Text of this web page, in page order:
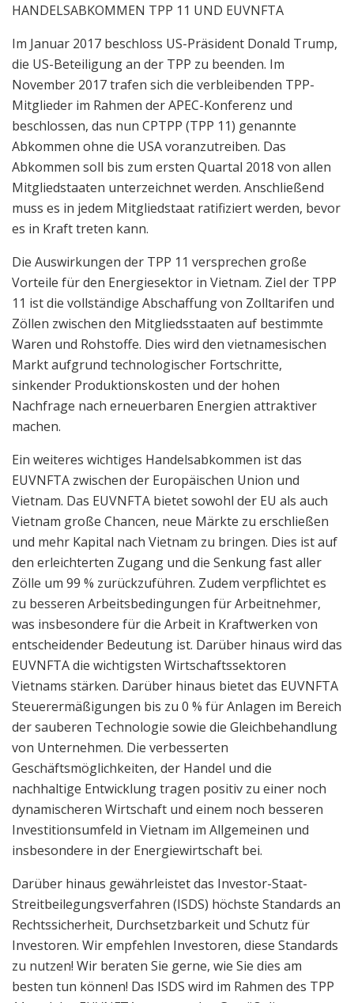
HANDELSABKOMMEN TPP 11 UND EUVNFTA
Im Januar 2017 beschloss US-Präsident Donald Trump,
die US-Beteiligung an der TPP zu beenden. Im
November 2017 trafen sich die verbleibenden TPP-
Mitglieder im Rahmen der APEC-Konferenz und
beschlossen, das nun CPTPP (TPP 11) genannte
Abkommen ohne die USA voranzutreiben. Das
Abkommen soll bis zum ersten Quartal 2018 von allen
Mitgliedstaaten unterzeichnet werden. Anschließend
muss es in jedem Mitgliedstaat ratifiziert werden, bevor
es in Kraft treten kann.
Die Auswirkungen der TPP 11 versprechen große
Vorteile für den Energiesektor in Vietnam. Ziel der TPP
11 ist die vollständige Abschaffung von Zolltarifen und
Zöllen zwischen den Mitgliedsstaaten auf bestimmte
Waren und Rohstoffe. Dies wird den vietnamesischen
Markt aufgrund technologischer Fortschritte,
sinkender Produktionskosten und der hohen
Nachfrage nach erneuerbaren Energien attraktiver
machen.
Ein weiteres wichtiges Handelsabkommen ist das
EUVNFTA zwischen der Europäischen Union und
Vietnam. Das EUVNFTA bietet sowohl der EU als auch
Vietnam große Chancen, neue Märkte zu erschließen
und mehr Kapital nach Vietnam zu bringen. Dies ist auf
den erleichterten Zugang und die Senkung fast aller
Zölle um 99 % zurückzuführen. Zudem verpflichtet es
zu besseren Arbeitsbedingungen für Arbeitnehmer,
was insbesondere für die Arbeit in Kraftwerken von
entscheidender Bedeutung ist. Darüber hinaus wird das
EUVNFTA die wichtigsten Wirtschaftssektoren
Vietnams stärken. Darüber hinaus bietet das EUVNFTA
Steuerermäßigungen bis zu 0 % für Anlagen im Bereich
der sauberen Technologie sowie die Gleichbehandlung
von Unternehmen. Die verbesserten
Geschäftsmöglichkeiten, der Handel und die
nachhaltige Entwicklung tragen positiv zu einer noch
dynamischeren Wirtschaft und einem noch besseren
Investitionsumfeld in Vietnam im Allgemeinen und
insbesondere in der Energiewirtschaft bei.
Darüber hinaus gewährleistet das Investor-Staat-
Streitbeilegungsverfahren (ISDS) höchste Standards an
Rechtssicherheit, Durchsetzbarkeit und Schutz für
Investoren. Wir empfehlen Investoren, diese Standards
zu nutzen! Wir beraten Sie gerne, wie Sie dies am
besten tun können! Das ISDS wird im Rahmen des TPP